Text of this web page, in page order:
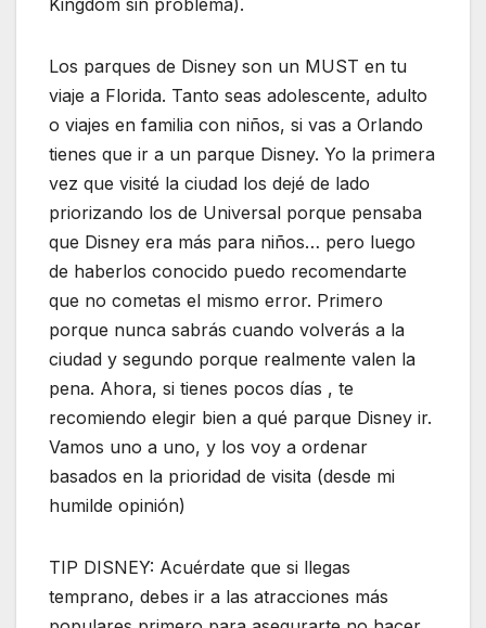
Kingdom sin problema).
Los parques de Disney son un MUST en tu
viaje a Florida. Tanto seas adolescente, adulto
o viajes en familia con niños, si vas a Orlando
tienes que ir a un parque Disney. Yo la primera
vez que visité la ciudad los dejé de lado
priorizando los de Universal porque pensaba
que Disney era más para niños… pero luego
de haberlos conocido puedo recomendarte
que no cometas el mismo error. Primero
porque nunca sabrás cuando volverás a la
ciudad y segundo porque realmente valen la
pena. Ahora, si tienes pocos días , te
recomiendo elegir bien a qué parque Disney ir.
Vamos uno a uno, y los voy a ordenar
basados en la prioridad de visita (desde mi
humilde opinión)
TIP DISNEY: Acuérdate que si llegas
temprano, debes ir a las atracciones más